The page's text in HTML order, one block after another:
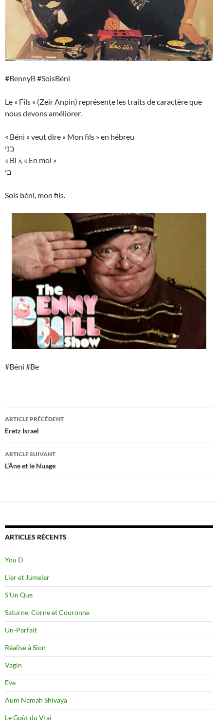
#BennyB #SoisBéni
Le « Fils » (Zeir Anpin) représente les traits de caractère que
nous devons améliorer.
« Béni » veut dire « Mon fils » en hébreu
בני
« Bi », « En moi »
בי
Sois béni, mon fils.
#Béni #Be
Navigation
des
articles
ARTICLE PRÉCÉDENT
Eretz Israel
ARTICLE SUIVANT
L’Âne et le Nuage
ARTICLES RÉCENTS
You D
Lier et Jumeler
S’Un Que
Saturne, Corne et Couronne
Un-Parfait
Réalise à Sion
Vagin
Eve
Aum Namah Shivaya
Le Goût du Vrai